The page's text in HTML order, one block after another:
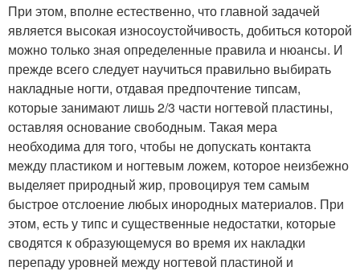
При этом, вполне естественно, что главной задачей
является высокая износоустойчивость, добиться которой
можно только зная определенные правила и нюансы. И
прежде всего следует научиться правильно выбирать
накладные ногти, отдавая предпочтение типсам,
которые занимают лишь 2/3 части ногтевой пластины,
оставляя основание свободным. Такая мера
необходима для того, чтобы не допускать контакта
между пластиком и ногтевым ложем, которое неизбежно
выделяет природный жир, провоцируя тем самым
быстрое отслоение любых инородных материалов. При
этом, есть у типс и существенные недостатки, которые
сводятся к образующемуся во время их накладки
перепаду уровней между ногтевой пластиной и